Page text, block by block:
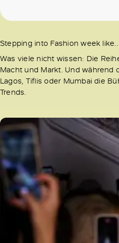
Stepping into Fashion week
Was viele nicht wissen: Die
Macht und Markt. Und während
Lagos, Tiflis oder Mumbai die
Trends.